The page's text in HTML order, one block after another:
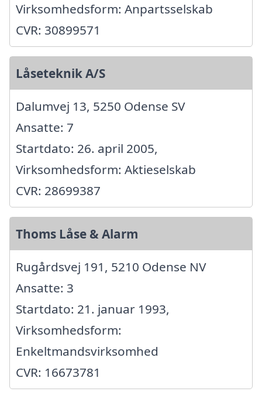
Virksomhedsform: Anpartsselskab
CVR: 30899571
Låseteknik A/S
Dalumvej 13, 5250 Odense SV
Ansatte: 7
Startdato: 26. april 2005,
Virksomhedsform: Aktieselskab
CVR: 28699387
Thoms Låse & Alarm
Rugårdsvej 191, 5210 Odense NV
Ansatte: 3
Startdato: 21. januar 1993,
Virksomhedsform:
Enkeltmandsvirksomhed
CVR: 16673781